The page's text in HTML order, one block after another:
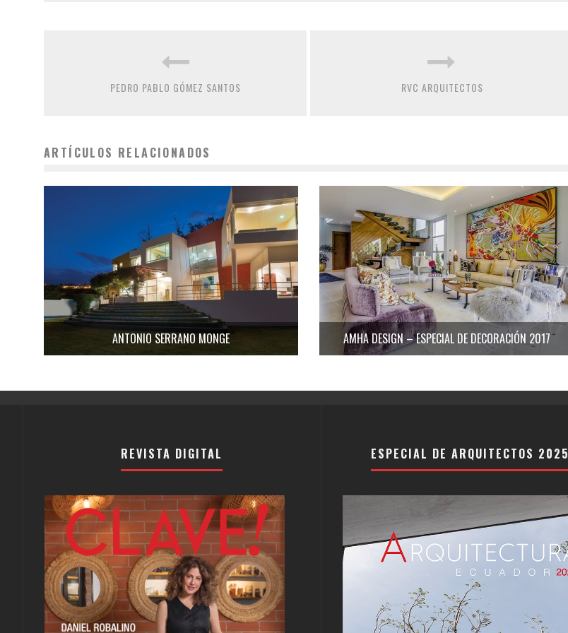
PEDRO PABLO GÓMEZ SANTOS RVC ARQUITECTOS
ARTÍCULOS RELACIONADOS
ANTONIO SERRANO MONGE AMHA DESIGN – ESPECIAL DE DECORACIÓN 2017
REVISTA DIGITAL ESPECIAL DE ARQUITECTOS 2025